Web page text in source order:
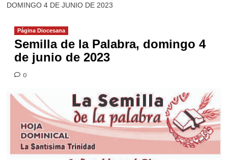
DOMINGO 4 DE JUNIO DE 2023
Página Diocesana
Semilla de la Palabra, domingo 4
de junio de 2023
0